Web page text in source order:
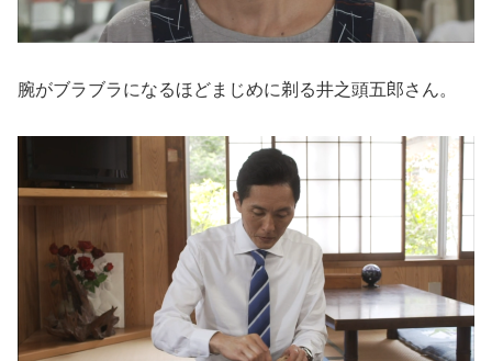
腕がブラブラになるほどまじめに剃る井之頭五郎さん。